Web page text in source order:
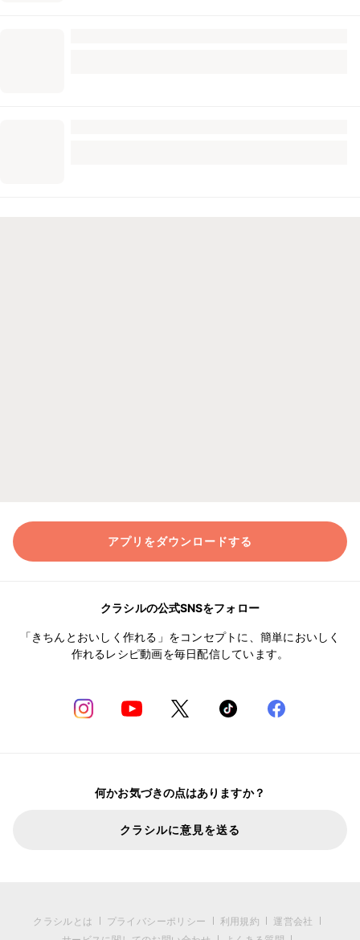
アプリをダウンロードする
クラシルの公式SNSをフォロー
「きちんとおいしく作れる」をコンセプトに、簡単においしく
作れるレシピ動画を毎日配信しています。
何かお気づきの点はありますか？
クラシルに意見を送る
クラシルとは プライバシーポリシー 利用規約
運営会社